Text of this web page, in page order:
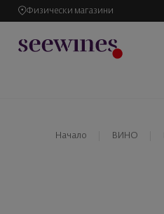
Физически магазини
Начало ВИНО